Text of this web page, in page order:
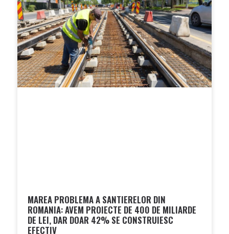
MAREA PROBLEMA A SANTIERELOR DIN
ROMANIA: AVEM PROIECTE DE 400 DE MILIARDE
DE LEI, DAR DOAR 42% SE CONSTRUIESC
EFECTIV